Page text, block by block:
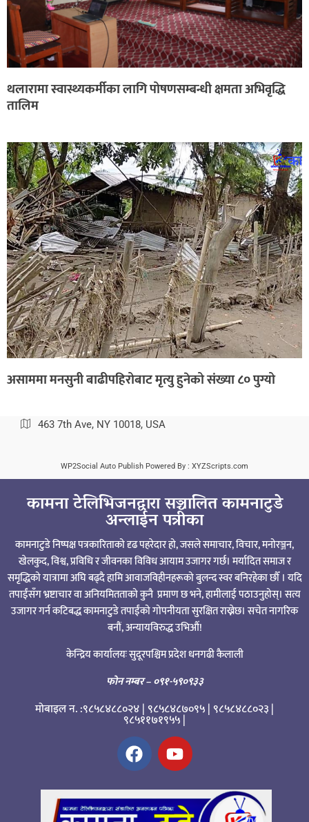
थलारामा स्वास्थ्यकर्मीका लागि पोषणसम्बन्धी क्षमता अभिवृद्धि
तालिम
असाममा मनसुनी बाढीपहिरोबाट मृत्यु हुनेको संख्या ८० पुग्यो
463 7th Ave, NY 10018, USA
WP2Social Auto Publish Powered By : XYZScripts.com
कामना टेलिभिजनद्वारा सञ्चालित कामनाटुडे
अन्लाईन पत्रीका
कामनाटुडे निष्पक्ष पत्रकारिताको दृढ पहरेदार हो, जसले समाचार, विचार, मनोरञ्जन,
खेलकुद, विश्व, प्रविधि र जीवनका विविध आयाम उजागर गर्छ। मर्यादित समाज र
समृद्धिको यात्रामा अघि बढ्दै हामि आवाजविहीनहरूको बुलन्द स्वर बनिरहेका छौँ । यदि
तपाईंसँग भ्रष्टाचार वा अनियमितताको कुनै प्रमाण छ भने, हामीलाई पठाउनुहोस्। सत्य
उजागर गर्न कटिबद्ध कामनाटुडे तपाईंको गोपनीयता सुरक्षित राख्नेछ। सचेत नागरिक
बनौं, अन्यायविरुद्ध उभिऔं!
केन्द्रिय कार्यालयः सुदूरपश्चिम प्रदेश धनगढी कैलाली
फोन नम्बर– ०९१-५९०९३३
मोबाइल न. :९८५८४८८०२४ | ९८५८४८७०९५ | ९८५८४८८०२३ |
९८५११७१९५५ |